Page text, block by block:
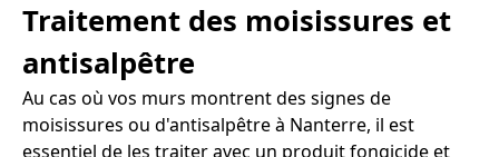
Traitement des moisissures et
antisalpêtre
Au cas où vos murs montrent des signes de
moisissures ou d'antisalpêtre à Nanterre, il est
essentiel de les traiter avec un produit fongicide et